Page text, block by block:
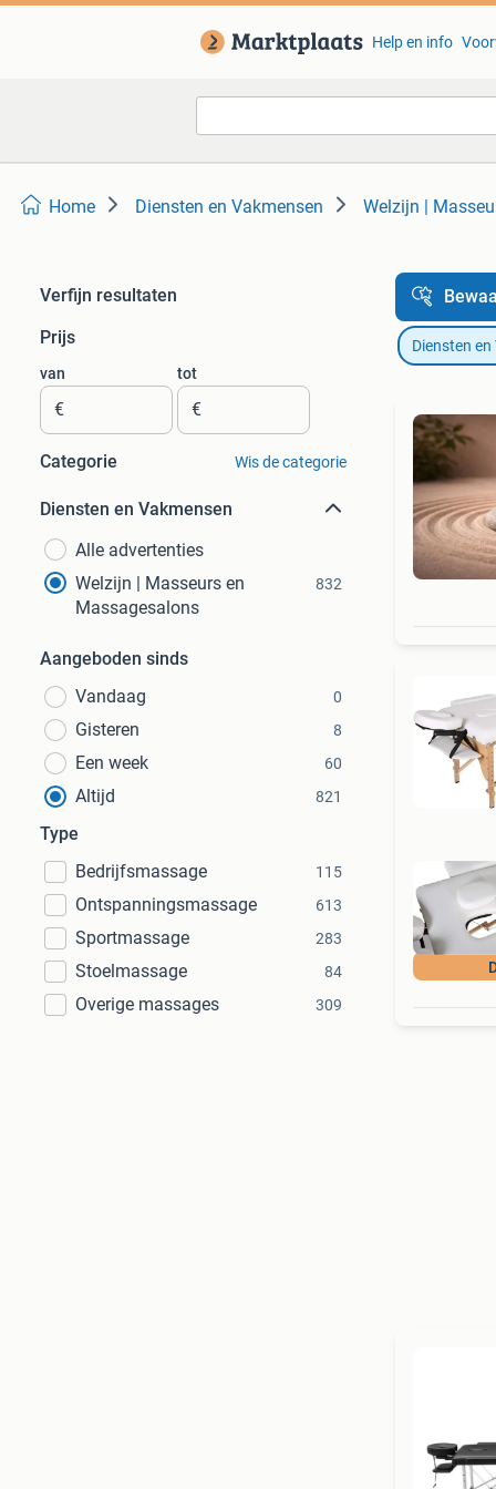
Help en info
Home Diensten en Vakmensen Welzijn |
Verfijn resultaten
Prijs
van
€
tot
€
Categorie Wis de categorie
Diensten en Vakmensen
Alle advertenties
Welzijn | Masseurs en
Massagesalons
832
Aangeboden sinds
Vandaag
0
Gisteren 8
Een week 60
Altijd 821
Type
Bedrijfsmassage
115
Ontspanningsmassage 613
Sportmassage 283
Stoelmassage 84
Overige massages 309
Diensten